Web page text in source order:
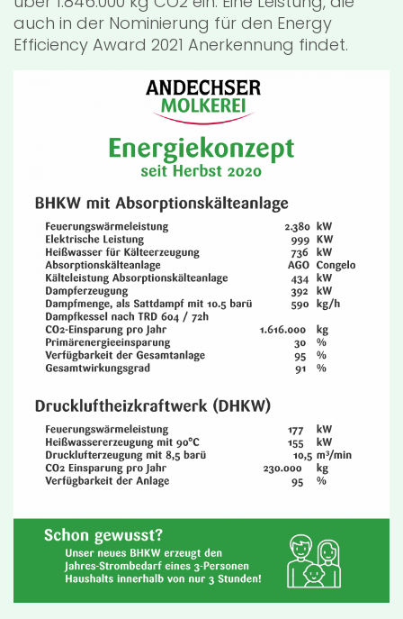
auch in der Nominierung für den Energy
Efficiency Award 2021 Anerkennung findet.